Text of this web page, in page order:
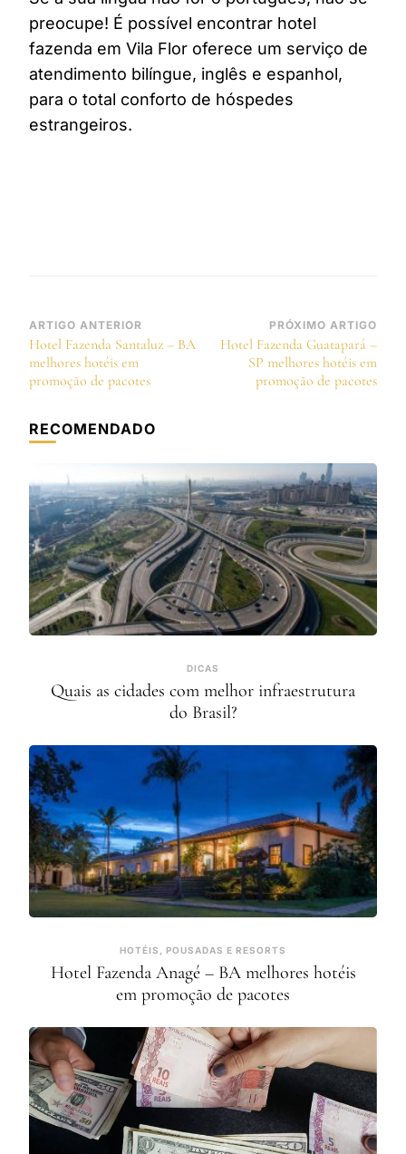
preocupe! É possível encontrar hotel
fazenda em Vila Flor oferece um serviço de
atendimento bilíngue, inglês e espanhol,
para o total conforto de hóspedes
estrangeiros.
Navegação
de
post
ARTIGO ANTERIOR
Hotel Fazenda Santaluz – BA
melhores hotéis em
promoção de pacotes
PRÓXIMO ARTIGO
Hotel Fazenda Guatapará –
SP melhores hotéis em
promoção de pacotes
RECOMENDADO
DICAS
Quais as cidades com melhor infraestrutura
do Brasil?
HOTÉIS, POUSADAS E RESORTS
Hotel Fazenda Anagé – BA melhores hotéis
em promoção de pacotes